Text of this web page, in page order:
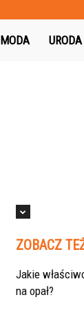
MODA URODA
ZOBACZ
Jakie
na opał?